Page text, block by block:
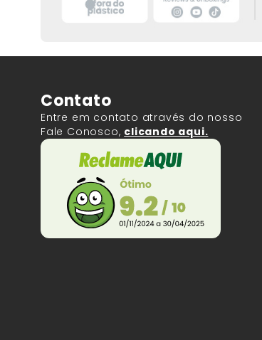
Contato
Entre em contato através do nosso
Fale Conosco, clicando aqui.